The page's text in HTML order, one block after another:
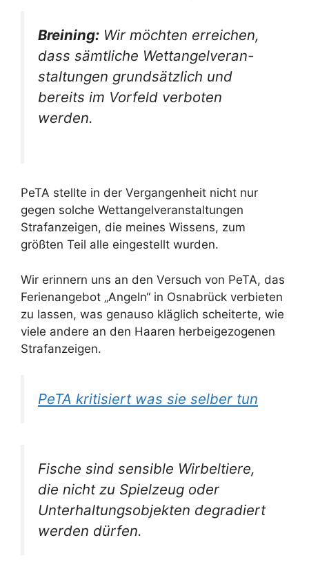
Breining: Wir möchten erreichen,
dass sämtliche Wettangelveran-
staltungen grundsätzlich und
bereits im Vorfeld verboten
werden.
PeTA stellte in der Vergangenheit nicht nur
gegen solche Wettangelveranstaltungen
Strafanzeigen, die meines Wissens, zum
größten Teil alle eingestellt wurden.
Wir erinnern uns an den Versuch von PeTA, das
Ferienangebot „Angeln“ in Osnabrück verbieten
zu lassen, was genauso kläglich scheiterte, wie
viele andere an den Haaren herbeigezogenen
Strafanzeigen.
PeTA kritisiert was sie selber tun
Fische sind sensible Wirbeltiere,
die nicht zu Spielzeug oder
Unterhaltungsobjekten degradiert
werden dürfen.